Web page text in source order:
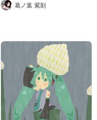
葛ノ葉 紫刻